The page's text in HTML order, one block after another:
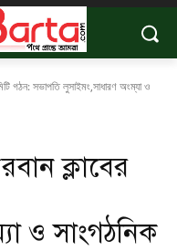
গঠন: সভাপতি লুসাইমং,সাধারণ অংম্যা ও
ক্লাবের
ও সাংগঠনিক